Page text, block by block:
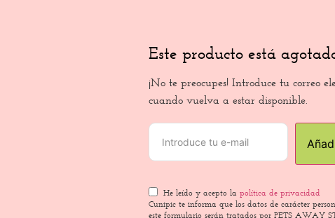
Este producto está
¡No te preocupes! Introduce tu correo
cuando vuelva a estar disponible.
He leído y acepto la política de privacidad
Cunipic te informa que los datos de carácter
este formulario serán tratados por PETS AWAY